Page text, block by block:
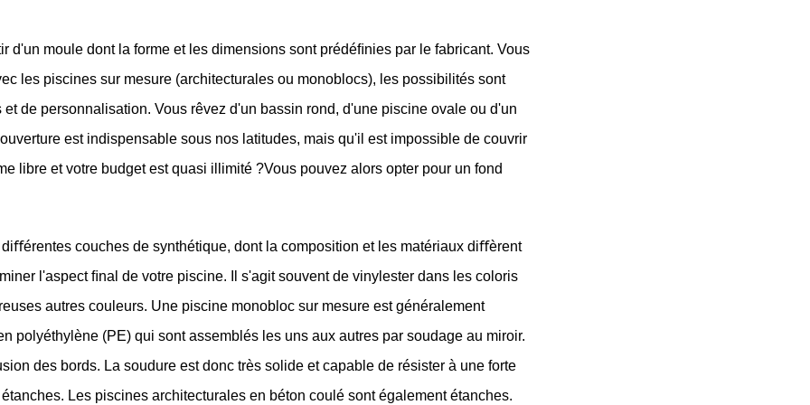
d'un moule dont la forme et les dimensions sont prédéﬁnies par le fabricant. Vous
les piscines sur mesure (architecturales ou monoblocs), les possibilités sont
de personnalisation. Vous rêvez d'un bassin rond, d'une piscine ovale ou d'un
est indispensable sous nos latitudes, mais qu'il est impossible de couvrir
libre et votre budget est quasi illimité ?Vous pouvez alors opter pour un fond
couches de synthétique, dont la composition et les matériaux diﬀèrent
l'aspect ﬁnal de votre piscine. Il s'agit souvent de vinylester dans les coloris
autres couleurs. Une piscine monobloc sur mesure est généralement
polyéthylène (PE) qui sont assemblés les uns aux autres par soudage au miroir.
des bords. La soudure est donc très solide et capable de résister à une forte
Les piscines architecturales en béton coulé sont également étanches.